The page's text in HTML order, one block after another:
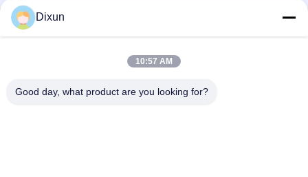
空港フェンスワイヤの直径3.7mmメッシュ 50*200mmワイヤ
メッシュ 溶接機
穴の大きさ 150*150mm リバー 4-10mm 高速道路橋 リバー ワ
Dixun
10:57 AM
Good day, what product are you looking for?